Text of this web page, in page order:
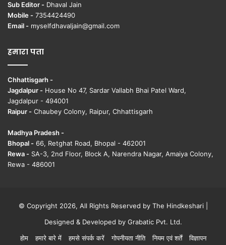
Sub Editor - Dhaval Jain
Mobile - 7354424490
Email - myselfdhavaljain@gmail.com
हमारा पता
Chhattisgarh -
Jagdalpur - House No 47, Sardar Vallabh Bhai Patel Ward,
Jagdalpur - 494001
Raipur - Chaubey Colony, Raipur, Chhattisgarh
Madhya Pradesh -
Bhopal - 66, Retghat Road, Bhopal - 462001
Rewa - SA-3, 2nd Floor, Block A, Narendra Nagar, Amaiya Colony,
Rewa - 486001
© Copyright 2026, All Rights Reserved by The Hindkeshari |
Designed & Developed by Grabatic Pvt. Ltd.
होम
हमारे बारे में हमसे संपर्क करें गोपनीयता नीति नियम एवं शर्तें विज्ञापन